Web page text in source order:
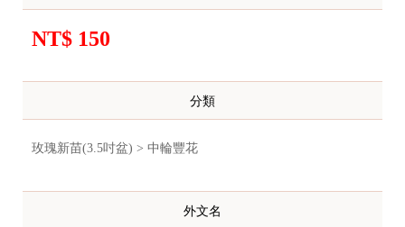
NT$ 150
分類
玫瑰新苗(3.5吋盆) > 中輪豐花
外文名